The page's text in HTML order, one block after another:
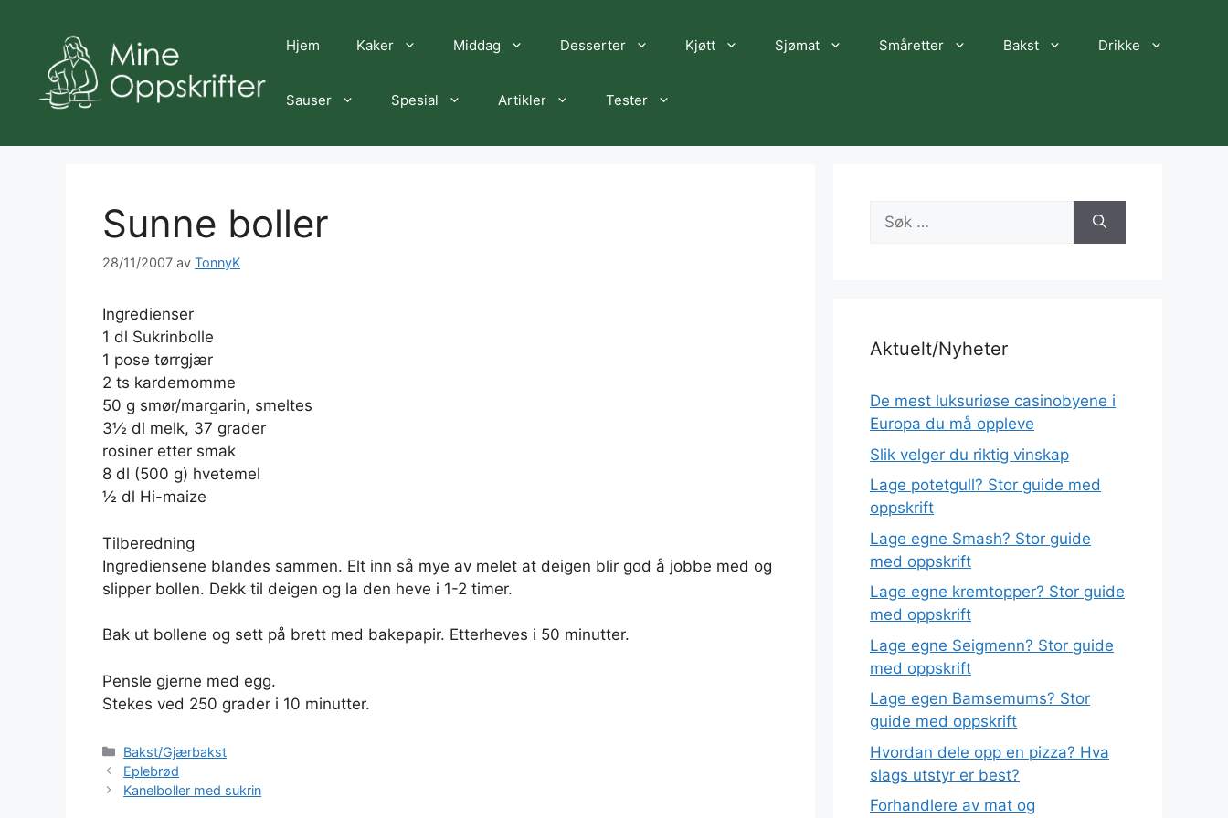
Hjem Kaker Middag Desserter Kjøtt Sjømat Småretter Bakst Drikke
Sauser Spesial Artikler Tester
Sunne boller
28/11/2007 av TonnyK
Ingredienser
1 dl Sukrinbolle
1 pose tørrgjær
2 ts kardemomme
50 g smør/margarin, smeltes
3½ dl melk, 37 grader
rosiner etter smak
8 dl (500 g) hvetemel
½ dl Hi-maize
Tilberedning
Ingrediensene blandes sammen. Elt inn så mye av melet at deigen blir god å jobbe med og
slipper bollen. Dekk til deigen og la den heve i 1-2 timer.
Bak ut bollene og sett på brett med bakepapir. Etterheves i 50 minutter.
Pensle gjerne med egg.
Stekes ved 250 grader i 10 minutter.
Kategorier
Bakst/Gjærbakst
Eplebrød
Kanelboller med sukrin
Søk
etter:
Aktuelt/Nyheter
De mest luksuriøse casinobyene i
Europa du må oppleve
Slik velger du riktig vinskap
Lage potetgull? Stor guide med
oppskrift
Lage egne Smash? Stor guide
med oppskrift
Lage egne kremtopper? Stor guide
med oppskrift
Lage egne Seigmenn? Stor guide
med oppskrift
Lage egen Bamsemums? Stor
guide med oppskrift
Hvordan dele opp en pizza? Hva
slags utstyr er best?
Forhandlere av mat og